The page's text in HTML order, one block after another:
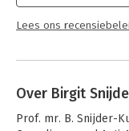
Lees ons
Over Birgit
Prof. mr. B. Snijder-